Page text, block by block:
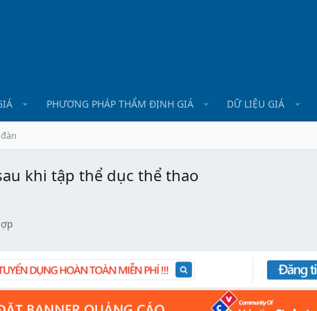
PHƯƠNG PHÁP THẨM ĐỊNH GIÁ DỮ LIỆU GIÁ
khi tập thể dục thể thao